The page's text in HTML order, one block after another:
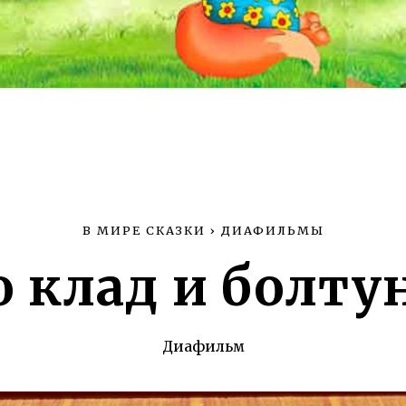
В МИРЕ СКАЗКИ › ДИАФИЛЬМЫ
клад и
Диафильм